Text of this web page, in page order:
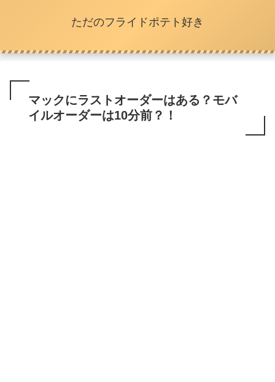
ただのフライドポテト好き
マックにラストオーダーはある？モバ
イルオーダーは10分前？！